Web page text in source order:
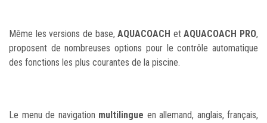
Même les versions de base,AQUACOACH etAQUACOACH PRO,
proposent de nombreuses options pour le contrôle automatique
des fonctions les plus courantes de la piscine.
Le menu de navigation multilingue en allemand, anglais, français,